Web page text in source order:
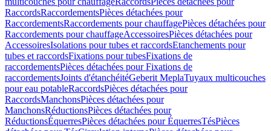
RaccordsRaccordementsPièces détachées pour
RaccordementsRaccordements pour chauffagePièces détachées pour
Raccordements pour chauffageAccessoiresPièces détachées pour
AccessoiresIsolations pour tubes et raccordsEtanchements pour
tubes et raccordsFixations pour tubesFixations de
raccordementsPièces détachées pour Fixations de
raccordementsJoints d'étanchéitéGeberit MeplaTuyaux multicouches
pour eau potableRaccordsPièces détachées pour
RaccordsManchonsPièces détachées pour
ManchonsRéductionsPièces détachées pour
RéductionsÉquerresPièces détachées pour ÉquerresTésPièces